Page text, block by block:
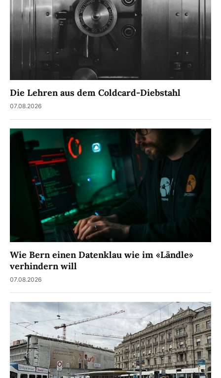
Die Lehren aus dem Coldcard-Diebstahl
07.08.2026
Wie Bern einen Datenklau wie im «Ländle»
verhindern will
07.08.2026